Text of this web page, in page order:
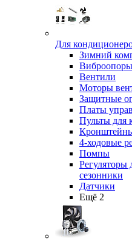
Для
Зимний
Виброопоры
Вентили
Моторы
Защитные
Платы
Пульты для
4-ходовые
Помпы
Регуляторы
сезонники
Датчики
Ещё 2